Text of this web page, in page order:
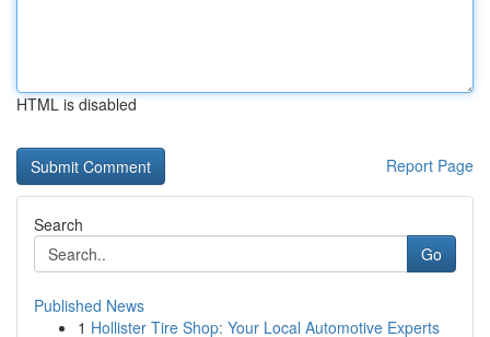
HTML is disabled
Report Page
Search
Go
Published News
1 Hollister Tire Shop: Your Local Automotive Experts